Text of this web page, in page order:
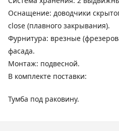
Оснащение: доводчики
close (плавного закрывания).
Фурнитура: врезные
фасада.
Монтаж: подвесной.
В комплекте поставки:
Тумба под раковину.